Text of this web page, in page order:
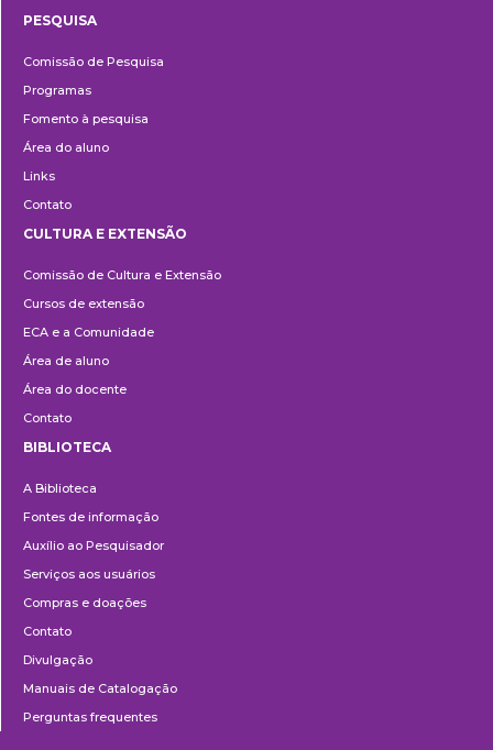
PESQUISA
Comissão de Pesquisa
Programas
Fomento à pesquisa
Área do aluno
Links
Contato
e
Extensão
CULTURA E EXTENSÃO
Comissão de Cultura e Extensão
Cursos de extensão
ECA e a Comunidade
Área de aluno
Área do docente
Contato
BIBLIOTECA
A Biblioteca
Fontes de informação
Auxílio ao Pesquisador
Serviços aos usuários
Compras e doações
Contato
Divulgação
Manuais de Catalogação
Perguntas frequentes